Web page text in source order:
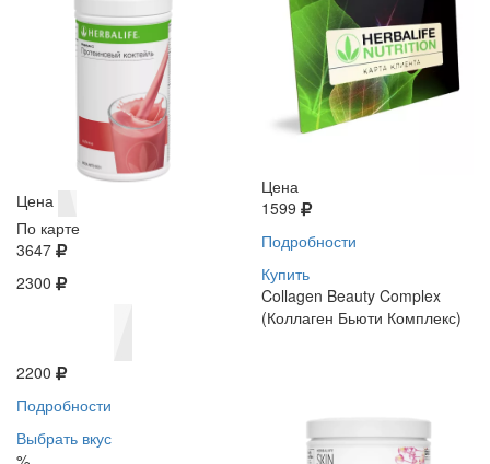
Цена
По карте
3647
2300
2200
Подробности
Выбрать вкус
%
Цена
1599
Подробности
Купить
Collagen Beauty Complex
(Коллаген Бьюти Комплекс)